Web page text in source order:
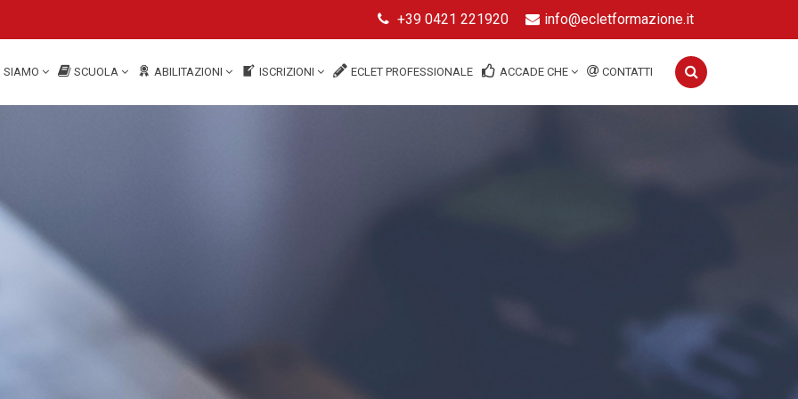
+39 0421 221920 info@ecletformazione.it
SIAMO SCUOLA ABILITAZIONI ISCRIZIONI ECLET PROFESSIONALE ACCADE CHE CONTATTI